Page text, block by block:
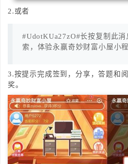
2.或者
#UdotKUa27zO#长按复制此
索，体验永赢奇妙财富小屋小
3.按提示完成签到，分享，答题和
奖。